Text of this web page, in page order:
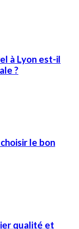
à Lyon est-il
?
le bon
qualité et